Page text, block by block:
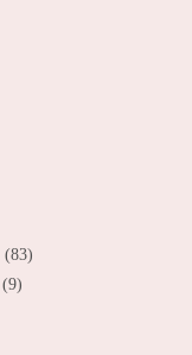
(83)
(9)